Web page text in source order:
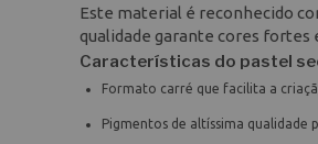
Este material é reconhecido
qualidade garante cores fortes
Características do pastel
Formato carré que facilita a
Pigmentos de altíssima qualidade